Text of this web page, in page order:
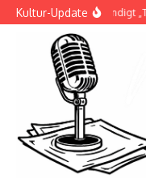
Zum Inhalt springen
Kultur-Update
Doja Cat kündigt